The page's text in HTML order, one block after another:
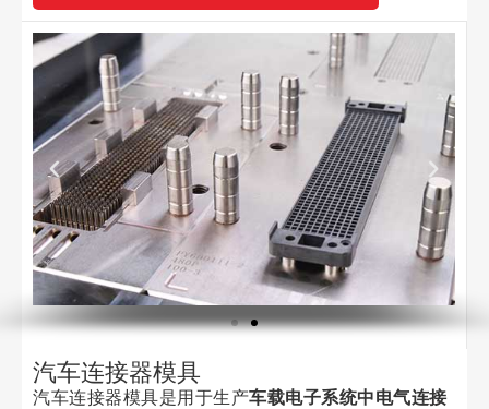
汽车连接器模具
汽车连接器模具是用于生产车载电子系统中电气连接